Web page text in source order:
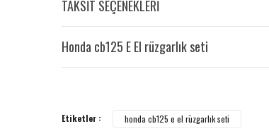
TAKSİT SEÇENEKLERİ
Honda cb125 E El rüzgarlık seti
Etiketler : honda cb125 e el rüzgarlık seti